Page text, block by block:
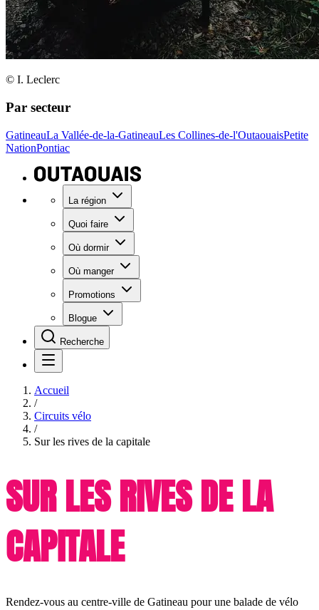
© I. Leclerc
Par secteur
GatineauLa Vallée-de-la-GatineauLes Collines-de-l'OutaouaisPetite
NationPontiac
La région
Quoi faire
Où dormir
Où manger
Promotions
Blogue
Recherche
Accueil
/
Circuits vélo
/
Sur les rives de la capitale
SUR LES RIVES DE LA
CAPITALE
Rendez-vous au centre-ville de Gatineau pour une balade de vélo